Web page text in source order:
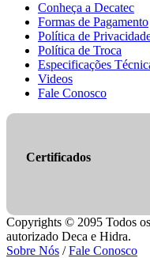
Conheça a Decatec
Formas de Pagamento
Política de
Política de Troca
Especificações
Videos
Fale Conosco
Certificados
Copyrights © 2095 Todos
autorizado Deca e Hidra.
Sobre Nós /Fale Conosco